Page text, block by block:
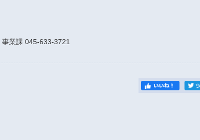
業課 045-633-3721